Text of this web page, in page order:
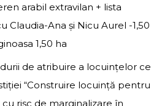
arabil extravilan + lista
Claudia-Ana și Nicu Aurel -1,50
1,50 ha
de atribuire a locuințelor ce
“Construire locuință pentru
risc de marginalizare în